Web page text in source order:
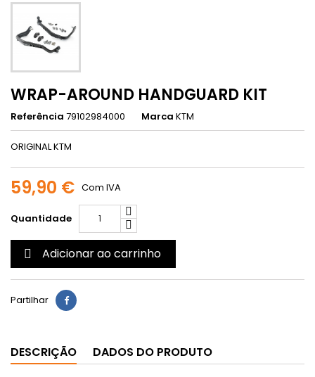
WRAP-AROUND HANDGUARD KIT
Referência 79102984000 Marca KTM
ORIGINAL KTM
59,90 € Com IVA
Quantidade
 Adicionar ao carrinho
Partilhar
DESCRIÇÃO DADOS DO PRODUTO